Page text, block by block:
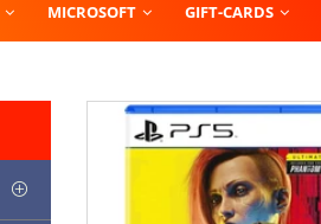
MICROSOFT GIFT-CARDS